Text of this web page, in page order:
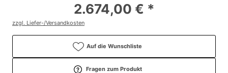
2.674,00 € *
zzgl. Liefer-/Versandkosten
Auf die Wunschliste
Fragen zum Produkt